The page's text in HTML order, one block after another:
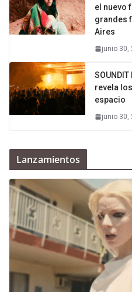
el nuevo
grandes
Aires
junio 30,
revela
espacio
junio 30,
Lanzamientos